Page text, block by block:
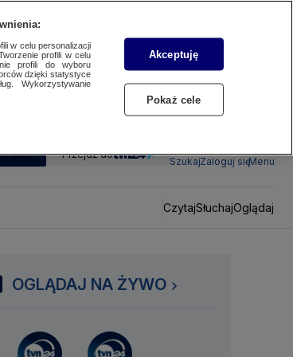
Przejdź do
SzukajZaloguj sięMenu
CzytajSłuchajOglądaj
OGLĄDAJ NA ŻYWO
w celu personalizacji
profili w celu
profili do wyboru
dzięki statystyce
Wykorzystywanie
Akceptuję
Pokaż cele